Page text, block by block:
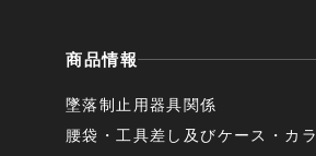
商品情報
墜落制止用器具関係
腰袋・工具差し及びケース・カ